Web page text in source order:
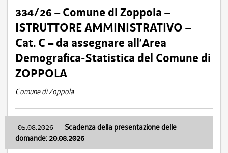
334/26 – Comune di Zoppola –
ISTRUTTORE AMMINISTRATIVO –
Cat. C – da assegnare all’Area
Demografica-Statistica del Comune di
ZOPPOLA
Comune di Zoppola
05.08.2026 - Scadenza della presentazione delle
domande: 20.08.2026